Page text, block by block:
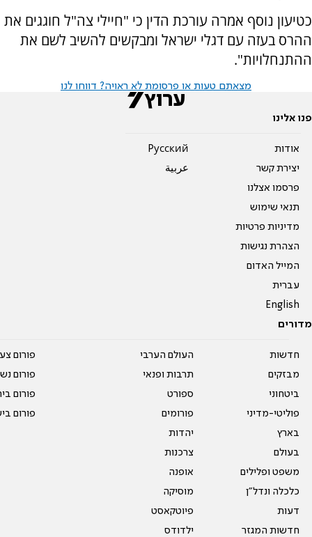
כטיעון נוסף אמרה עורכת הדין כי "חיילי צה"ל חוגגים את
ההרס בעזה עם דגלי ישראל ומבקשים להשיב לשם את
ההתנחלויות".
מצאתם טעות או פרסומת לא ראויה? דווחו לנו
פנו אלינו
אודות
יצירת קשר
פרסמו אצלנו
תנאי שימוש
מדיניות פרטיות
הצהרת נגישות
המייל האדום
עברית
English
Pусский
عربية
מדורים
חדשות
מבזקים
ביטחוני
פוליטי-מדיני
בארץ
בעולם
משפט ופלילים
כלכלה ונדל"ן
דעות
חדשות המגזר
העולם הערבי
תרבות ופנאי
ספורט
פורומים
יהדות
צרכנות
אופנה
מוסיקה
פיוטקאסט
ילדודס
פורום
פורום
פורום
פורום